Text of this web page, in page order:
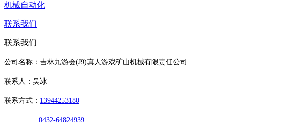
机械自动化
联系我们
联系我们
公司名称：吉林九游会(J9)真人游戏矿山机械有限责任公司
联系人：吴冰
联系方式： 13944253180
0432-64824939